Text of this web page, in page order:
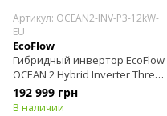
Артикул: OCEAN2-INV-P3-12kW-
EU
EcoFlow
Гибридный инвертор EcoFlow
OCEAN 2 Hybrid Inverter Three-
Phase 12 kW
192 999 грн
В наличии